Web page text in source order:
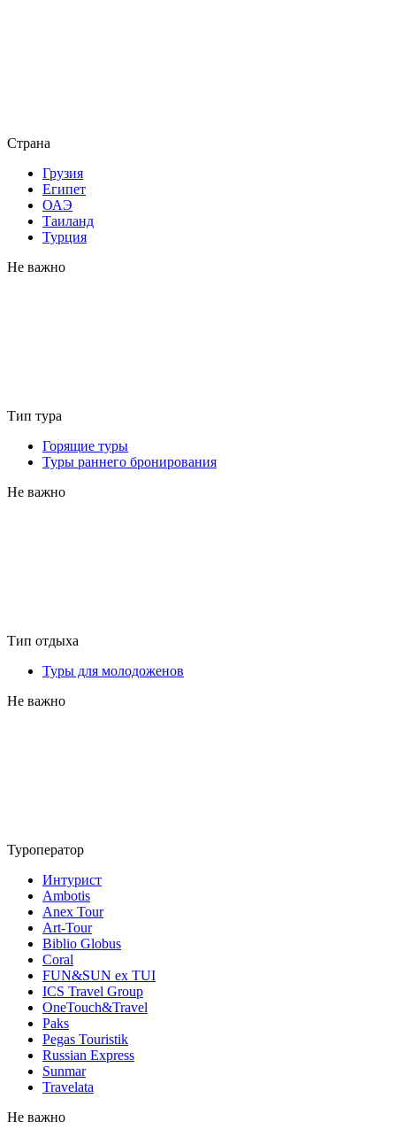
Страна
Грузия
Египет
ОАЭ
Таиланд
Турция
Не важно
Тип тура
Горящие туры
Туры раннего бронирования
Не важно
Тип отдыха
Туры для молодоженов
Не важно
Туроператор
Интурист
Ambotis
Anex Tour
Art-Tour
Biblio Globus
Coral
FUN&SUN ex TUI
ICS Travel Group
OneTouch&Travel
Paks
Pegas Touristik
Russian Express
Sunmar
Travelata
Не важно